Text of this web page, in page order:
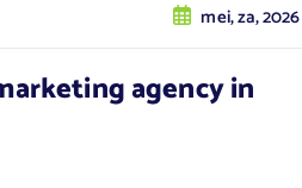
mei, za, 2026
agency in